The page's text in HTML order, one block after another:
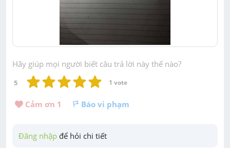
Hãy giúp mọi người biết câu trả lời này thế nào?
5 1 vote
Cảm ơn 1 Báo vi phạm
Đăng nhập để hỏi chi tiết